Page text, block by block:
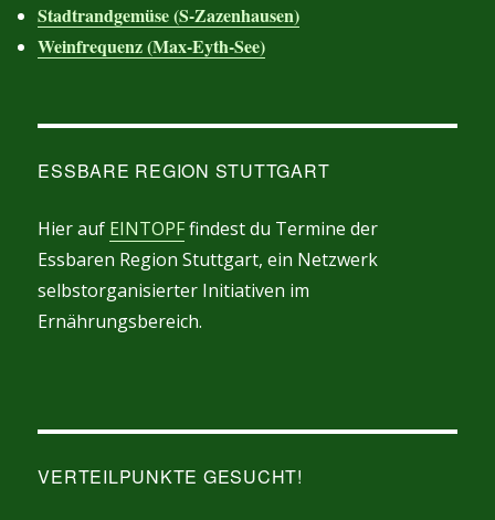
Stadtrandgemüse (S-Zazenhausen)
Weinfrequenz (Max-Eyth-See)
ESSBARE REGION STUTTGART
Hier auf EINTOPFfindest du Termine der
Essbaren Region Stuttgart, ein Netzwerk
selbstorganisierter Initiativen im
Ernährungsbereich.
VERTEILPUNKTE GESUCHT!